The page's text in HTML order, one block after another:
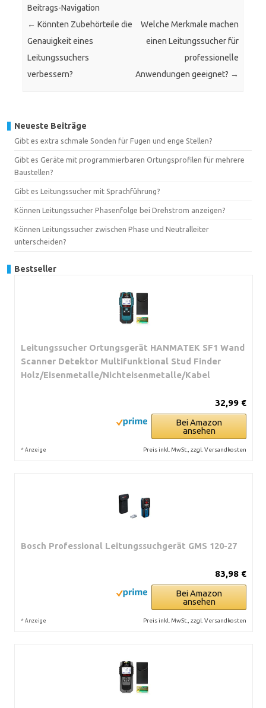
Beitrags-Navigation
← Könnten Zubehörteile die
Genauigkeit eines
Leitungssuchers
verbessern?
Welche Merkmale machen
einen Leitungssucher für
professionelle
Anwendungen geeignet? →
Neueste Beiträge
Gibt es extra schmale Sonden für Fugen und enge Stellen?
Gibt es Geräte mit programmierbaren Ortungsprofilen für mehrere
Baustellen?
Gibt es Leitungssucher mit Sprachführung?
Können Leitungssucher Phasenfolge bei Drehstrom anzeigen?
Können Leitungssucher zwischen Phase und Neutralleiter
unterscheiden?
Bestseller
Leitungssucher Ortungsgerät HANMATEK SF1 Wand
Scanner Detektor Multifunktional Stud Finder
Holz/Eisenmetalle/Nichteisenmetalle/Kabel
32,99 €
Bei Amazon
ansehen
* Anzeige Preis inkl. MwSt., zzgl. Versandkosten
Bosch Professional Leitungssuchgerät GMS 120-27
83,98 €
Bei Amazon
ansehen
* Anzeige Preis inkl. MwSt., zzgl. Versandkosten